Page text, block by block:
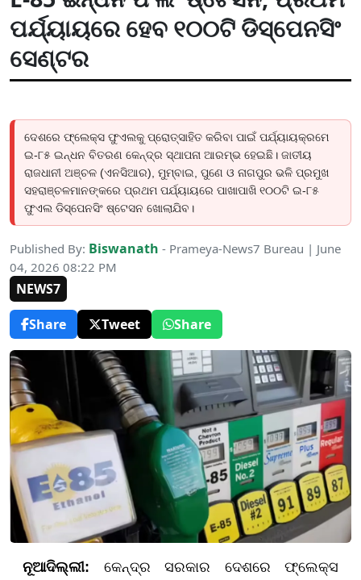
ପର୍ଯ୍ୟାୟରେ ହେବ ୧୦୦ଟି ଡିସ୍ପେନସିଂ
ସେଣ୍ଟର
ଦେଶରେ ଫ୍ଲେକ୍ସ ଫୁଏଲକୁ ପ୍ରୋତ୍ସାହିତ କରିବା ପାଇଁ ପର୍ଯ୍ୟାୟକ୍ରମେ
ଇ-୮୫ ଇନ୍ଧନ ବିତରଣ କେନ୍ଦ୍ର ସ୍ଥାପନା ଆରମ୍ଭ ହେଇଛି। ଜାତୀୟ
ରାଜଧାନୀ ଅଞ୍ଚଳ (ଏନସିଆର), ମୁମ୍ବାଇ, ପୁଣେ ଓ ନାଗପୁର ଭଳି ପ୍ରମୁଖ
ସହରାଞ୍ଚଳମାନଙ୍କରେ ପ୍ରଥମ ପର୍ଯ୍ୟାୟରେ ପାଖାପାଖି ୧୦୦ଟି ଇ-୮୫
ଫୁଏଲ ଡିସ୍ପେନସିଂ ଷ୍ଟେସନ ଖୋଲାଯିବ।
Published By: Biswanath - Prameya-News7 Bureau | June
04, 2026 08:22 PM
NEWS7
Share
Tweet Share
ନୂଆଦିଲ୍ଲୀ: କେନ୍ଦ୍ର ସରକାର ଦେଶରେ ଫ୍ଲେକ୍ସ